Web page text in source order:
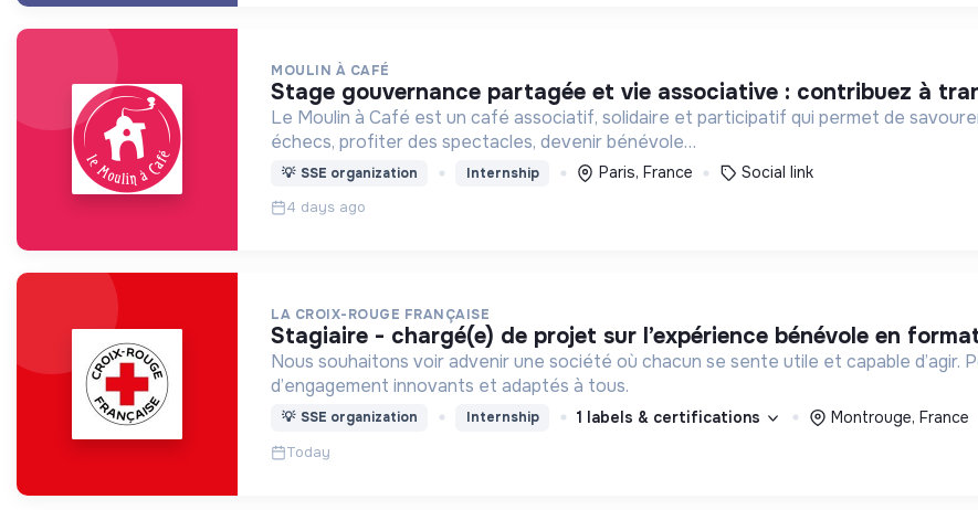
MOULIN À CAFÉ
stage gouvernance partagée et vie associative : contribuez à
Le Moulin à Café est un café associatif, solidaire et participatif qui permet de
échecs, profiter des spectacles, devenir bénévole…
💡 SSE organization Internship Paris, France Social link
4 days ago
LA CROIX-ROUGE FRANÇAISE
stagiaire - chargé(e) de projet sur l’expérience bénévole en
Nous souhaitons voir advenir une société où chacun se sente utile et capable d’agir.
d’engagement innovants et adaptés à tous.
💡 SSE organization Internship 1 labels & certifications Montrouge, France
Today